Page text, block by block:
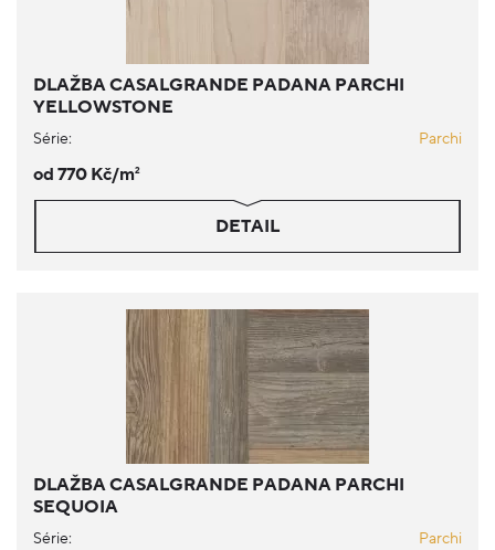
DLAŽBA CASALGRANDE PADANA PARCHI
YELLOWSTONE
Série: Parchi
od 770 Kč/m2
DETAIL
DLAŽBA CASALGRANDE PADANA PARCHI
SEQUOIA
Série: Parchi